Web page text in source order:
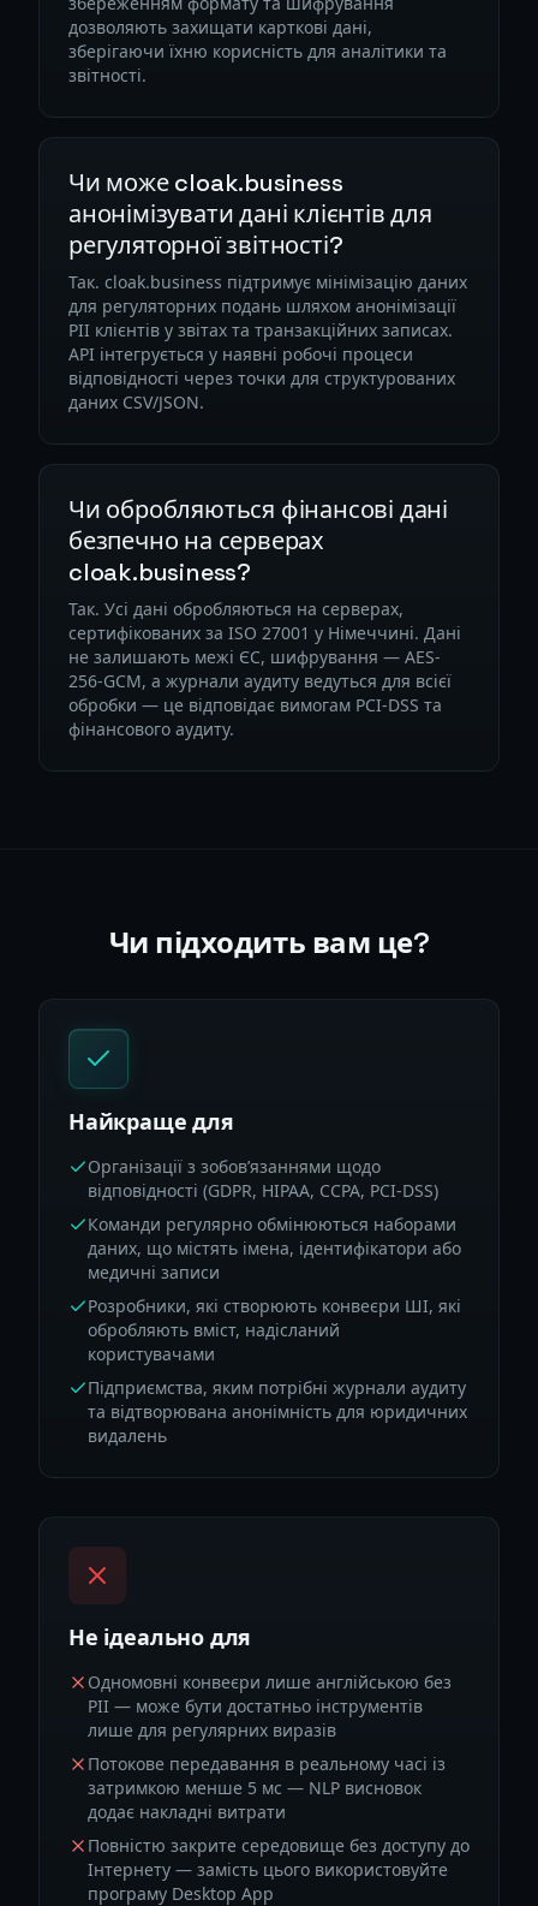
дозволяють захищати карткові дані,
зберігаючи їхню корисність для аналітики та
звітності.
Чи може cloak.business
анонімізувати дані клієнтів для
регуляторної звітності?
Так. cloak.business підтримує мінімізацію даних
для регуляторних подань шляхом анонімізації
PII клієнтів у звітах та транзакційних записах.
API інтегрується у наявні робочі процеси
відповідності через точки для структурованих
даних CSV/JSON.
Чи обробляються фінансові дані
безпечно на серверах
cloak.business?
Так. Усі дані обробляються на серверах,
сертифікованих за ISO 27001 у Німеччині. Дані
не залишають межі ЄС, шифрування — AES-
256-GCM, а журнали аудиту ведуться для всієї
обробки — це відповідає вимогам PCI-DSS та
фінансового аудиту.
Чи підходить вам це?
Найкраще для
Організації з зобов’язаннями щодо
відповідності (GDPR, HIPAA, CCPA, PCI-DSS)
Команди регулярно обмінюються наборами
даних, що містять імена, ідентифікатори або
медичні записи
Розробники, які створюють конвеєри ШІ, які
обробляють вміст, надісланий
користувачами
Підприємства, яким потрібні журнали аудиту
та відтворювана анонімність для юридичних
видалень
Не ідеально для
Одномовні конвеєри лише англійською без
PII — може бути достатньо інструментів
лише для регулярних виразів
Потокове передавання в реальному часі із
затримкою менше 5 мс — NLP висновок
додає накладні витрати
Повністю закрите середовище без доступу до
Інтернету — замість цього використовуйте
програму Desktop App